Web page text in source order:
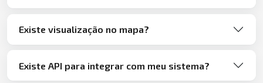
Existe visualização no mapa?
Existe API para integrar com meu sistema?